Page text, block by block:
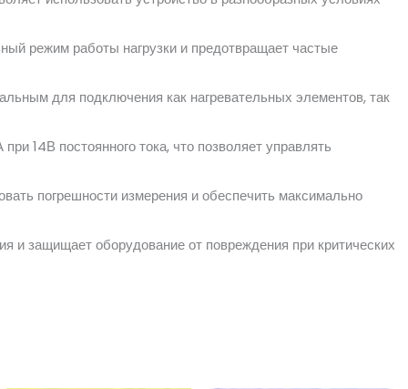
режим работы нагрузки и предотвращает частые
для подключения как нагревательных элементов, так
14В постоянного тока, что позволяет управлять
погрешности измерения и обеспечить максимально
и защищает оборудование от повреждения при критических